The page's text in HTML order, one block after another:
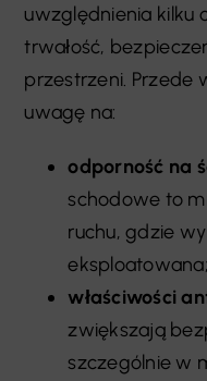
uwzględnienia kilku
trwałość,
przestrzeni. Przede
uwagę na:
odporność na
schodowe to
ruchu, gdzie
eksploatowana;
właściwości
zwiększają
szczególnie w